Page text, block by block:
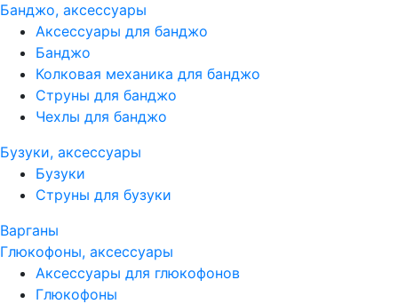
Банджо, аксессуары
Аксессуары для банджо
Банджо
Колковая механика для банджо
Струны для банджо
Чехлы для банджо
Бузуки, аксессуары
Бузуки
Струны для бузуки
Варганы
Глюкофоны, аксессуары
Аксессуары для глюкофонов
Глюкофоны